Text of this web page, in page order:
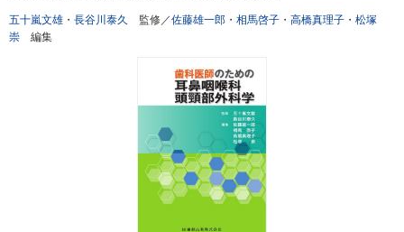
五十嵐文雄 ・ 長谷川泰久 監修／佐藤雄一郎 ・ 相馬啓子 ・ 高橋真理子 ・ 松塚
崇 編集